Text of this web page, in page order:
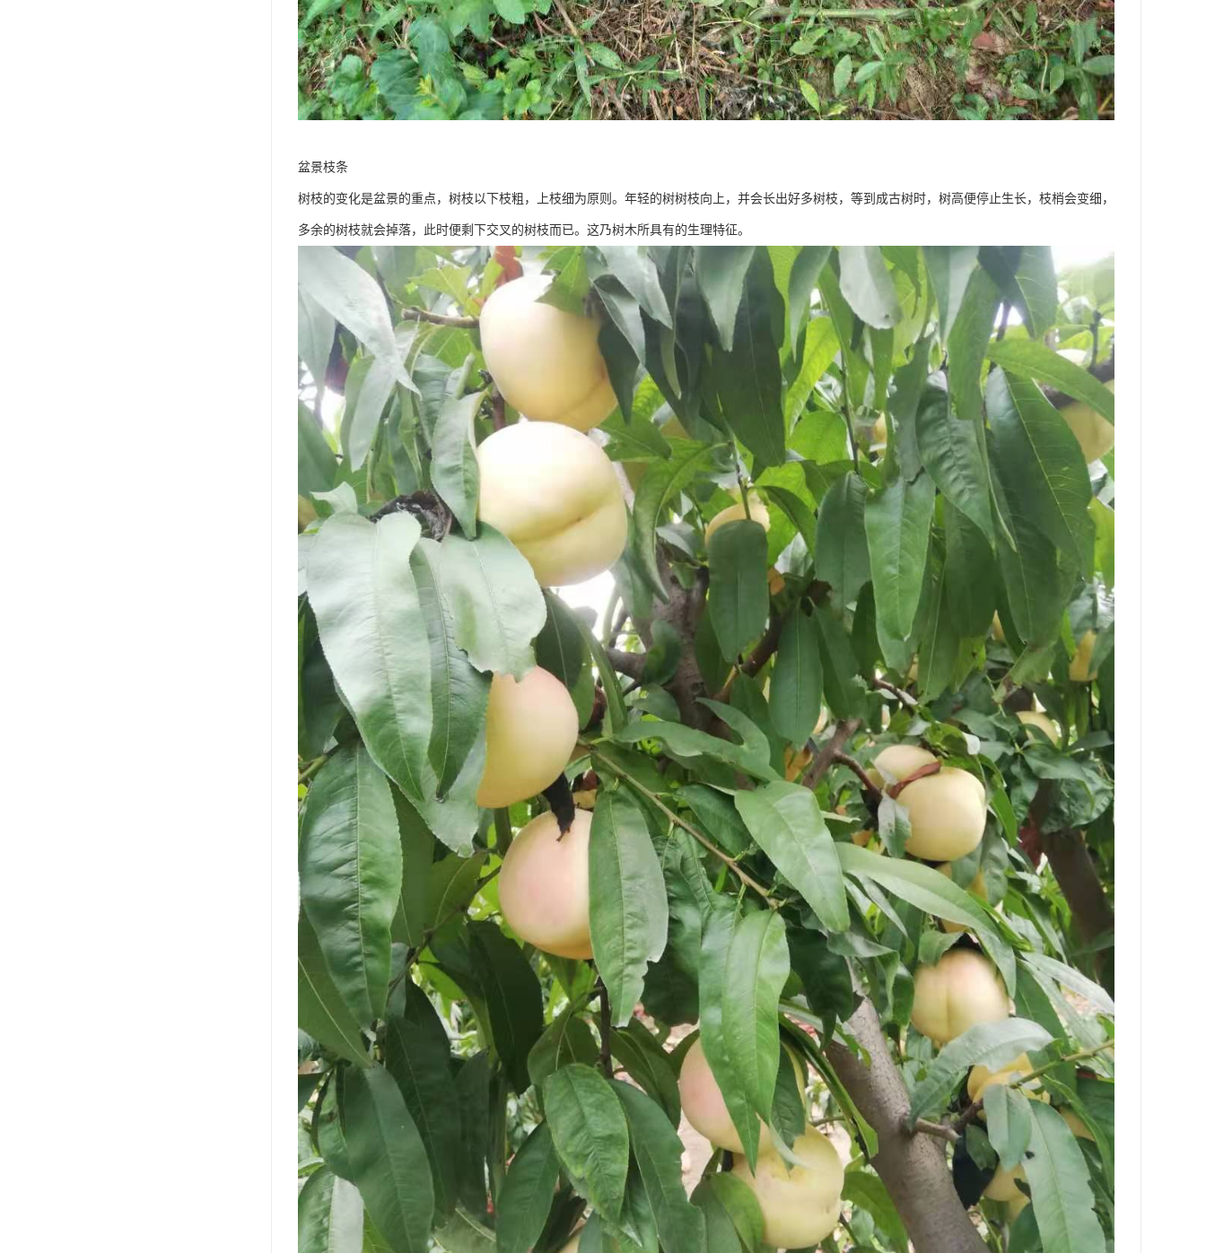
盆景枝条
树枝的变化是盆景的重点，树枝以下枝粗，上枝细为原则。年轻的树树枝向上，并会长出好多树枝，等到成古树时，树高便停止生长，枝梢会变细，
多余的树枝就会掉落，此时便剩下交叉的树枝而已。这乃树木所具有的生理特征。